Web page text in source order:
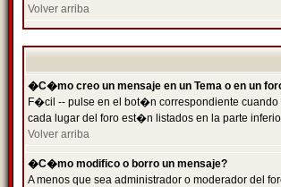
Volver arriba
�C�mo creo un mensaje en un Tema o en un
F�cil -- pulse en el bot�n correspondiente cuando
cada lugar del foro est�n listados en la parte
Volver arriba
�C�mo modifico o borro un mensaje?
A menos que sea administrador o moderador del